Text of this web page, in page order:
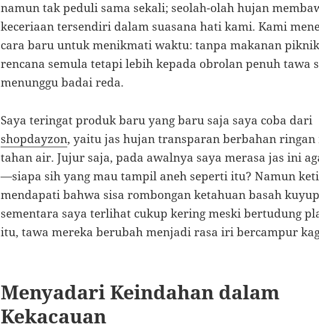
namun tak peduli sama sekali; seolah-olah hujan
keceriaan tersendiri dalam suasana hati kami. Kami
cara baru untuk menikmati waktu: tanpa makanan
rencana semula tetapi lebih kepada obrolan penuh tawa
menunggu badai reda.
Saya teringat produk baru yang baru saja saya coba dari
shopdayzon, yaitu jas hujan transparan berbahan ringan
tahan air. Jujur saja, pada awalnya saya merasa jas ini
—siapa sih yang mau tampil aneh seperti itu? Namun
mendapati bahwa sisa rombongan ketahuan basah kuyup
sementara saya terlihat cukup kering meski bertudung
itu, tawa mereka berubah menjadi rasa iri bercampur
Menyadari Keindahan dalam
Kekacauan